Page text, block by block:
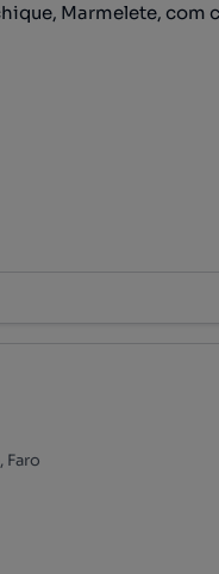
Marmelete, com
Faro